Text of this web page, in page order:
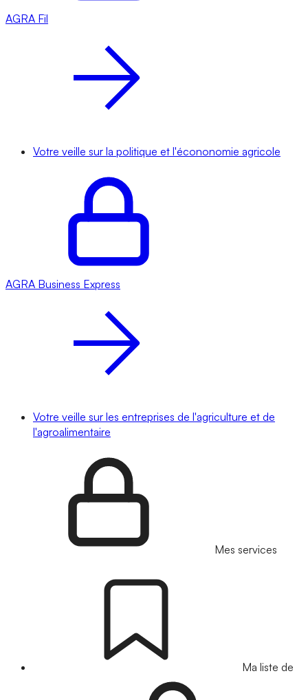
AGRA Fil
Votre veille sur la politique et l'écononomie agricole
AGRA Business Express
Votre veille sur les entreprises de l'agriculture et de
l'agroalimentaire
Mes services
Ma liste de